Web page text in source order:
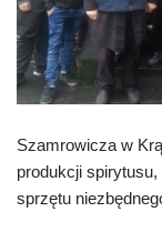
Szamrowicza w
produkcji
sprzętu